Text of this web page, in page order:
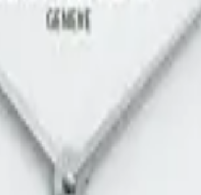
bu model, seçkin bir kol saatidir. Beyaz Altın
özelliklerine sahiptir. Kadran gümüş renkte
çıkmaktadır. Sınırlı üretim olarak piyasaya